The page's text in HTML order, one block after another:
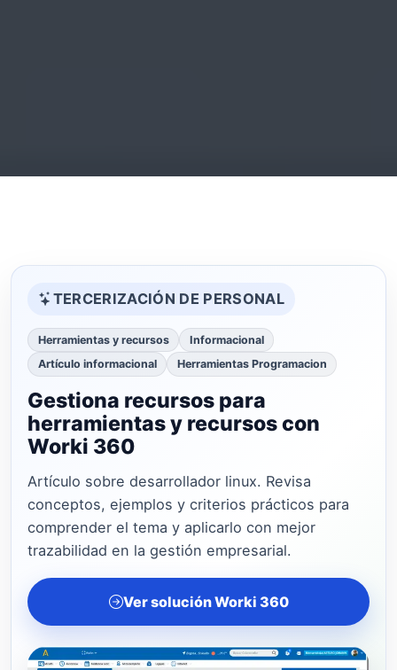
TERCERIZACIÓN DE PERSONAL
Herramientas y recursos
Informacional
Artículo informacional
Herramientas Programacion
Gestiona recursos para
herramientas y recursos con
Worki 360
Artículo sobre desarrollador linux. Revisa
conceptos, ejemplos y criterios prácticos para
comprender el tema y aplicarlo con mejor
trazabilidad en la gestión empresarial.
Ver solución Worki 360